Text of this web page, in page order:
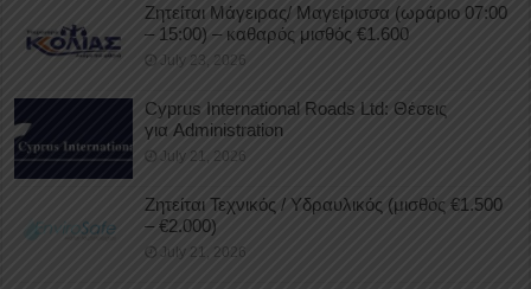
Ζητείται Μάγειρας/ Μαγείρισσα (ωράριο 07:00
– 15:00) – καθαρός μισθός €1.600
July 23, 2026
Cyprus International Roads Ltd: Θέσεις
για Administration
July 21, 2026
Ζητείται Τεχνικός / Υδραυλικός (μισθός €1.500
– €2.000)
July 21, 2026